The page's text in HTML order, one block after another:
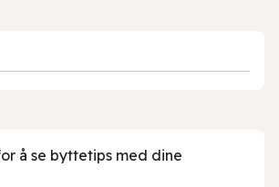
å se byttetips med dine